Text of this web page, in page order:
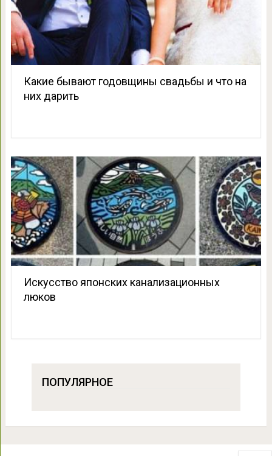
Какие бывают годовщины свадьбы и что на
них дарить
Искусство японских канализационных
люков
ПОПУЛЯРНОЕ